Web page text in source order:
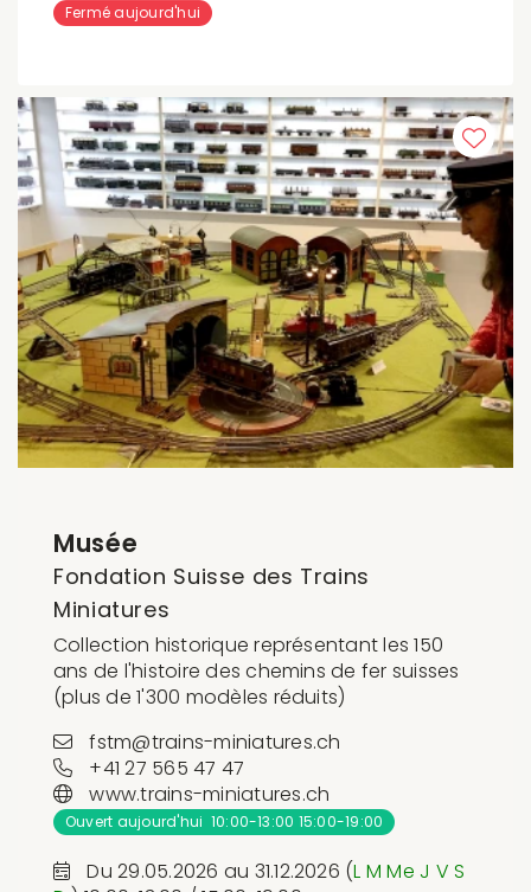
Fermé aujourd'hui
Musée
Fondation Suisse des Trains
Miniatures
Collection historique représentant les 150
ans de l'histoire des chemins de fer suisses
(plus de 1'300 modèles réduits)
fstm@trains-miniatures.ch
+41 27 565 47 47
www.trains-miniatures.ch
Ouvert aujourd'hui 10:00-13:00 15:00-19:00
Du 29.05.2026 au 31.12.2026 (L MMe J VS